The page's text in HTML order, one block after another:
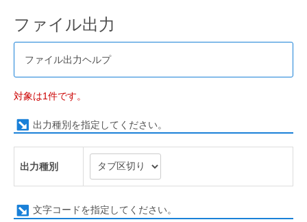
ファイル出力
ファイル出力ヘルプ
対象は1件です。
出力種別を指定してください。
出力種別
文字コードを指定してください。